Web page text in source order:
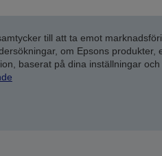
till att ta emot
om Epsons produkter,
baserat på dina inställningar